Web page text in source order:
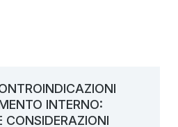
INTERNO:
CONSIDERAZIONI